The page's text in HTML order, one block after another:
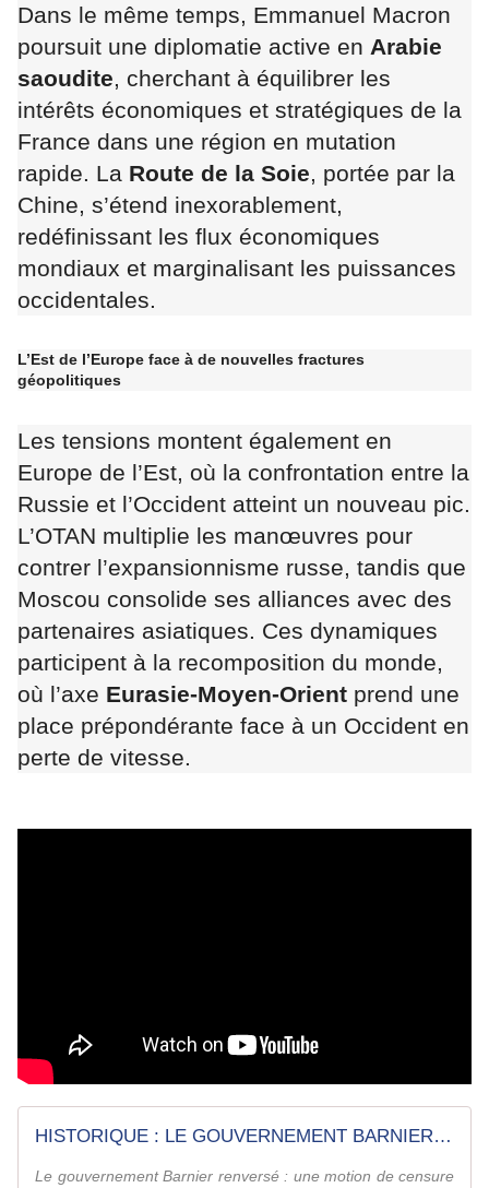
Dans le même temps, Emmanuel Macron
poursuit une diplomatie active en Arabie
saoudite, cherchant à équilibrer les
intérêts économiques et stratégiques de la
France dans une région en mutation
rapide. La Route de la Soie, portée par la
Chine, s’étend inexorablement,
redéfinissant les flux économiques
mondiaux et marginalisant les puissances
occidentales.
L’Est de l’Europe face à de nouvelles fractures
géopolitiques
Les tensions montent également en
Europe de l’Est, où la confrontation entre la
Russie et l’Occident atteint un nouveau pic.
L’OTAN multiplie les manœuvres pour
contrer l’expansionnisme russe, tandis que
Moscou consolide ses alliances avec des
partenaires asiatiques. Ces dynamiques
participent à la recomposition du monde,
où l’axe Eurasie-Moyen-Orient prend une
place prépondérante face à un Occident en
perte de vitesse.
HISTORIQUE : LE GOUVERNEMENT BARNIER EST RENVERSÉ ! MACRON DÉMISSION ? | GPTV LA MATINALE | Géopolitique Profonde
Le gouvernement Barnier renversé : une motion de censure